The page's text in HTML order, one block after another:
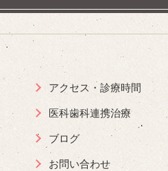
アクセス・診療時間
医科歯科連携治療
ブログ
お問い合わせ